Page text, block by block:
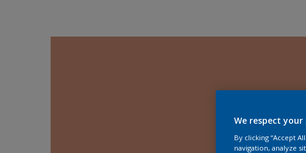
We respect your
By clicking “Accept
navigation, analyze